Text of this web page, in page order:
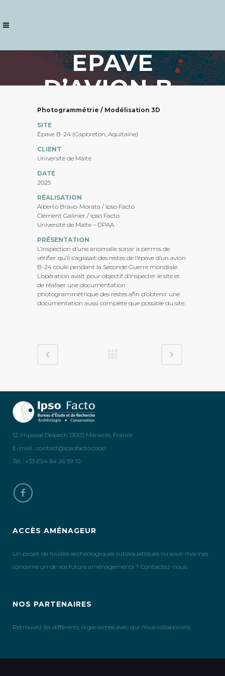
EPAVE
D’AVION B-
24 –
CAPBRETON
Photogrammétrie / Modélisation 3D
SITE
Épave B-24 (Capbreton, Aquitaine)
CLIENT
Université de Malte
DATE
2025
RÉALISATION
Alberto Bravo-Morata / Ipso Facto
Clément Galinier / Ipso Facto
Université de Malte – DPAA
PRÉSENTATION
L’inspection d’une anomalie sonar a permis de
vérifier qu’il s’agissait des restes de l’épave d’un avion
B-24 coulé pendant la Seconde Guerre mondiale.
L’opération avait pour objectif d’inspecter le site et
de réaliser une documentation
photogrammétrique des restes afin d’obtenir une
documentation aussi complète que possible du site.
12 impasse Delpech 13003 Marseille, France
E-mail : contact@ipsofacto.coop
Tél. : +33 (0)4 84 26 59 10
ACCÈS AMÉNAGEUR
Un projet de fouilles archéologiques subaquatiques ou sous-marines
concerne un de vos futurs aménagements ? Contactez-nous.
NOS PARTENAIRES
Retrouvez les différents organismes avec qui nous collaborons.